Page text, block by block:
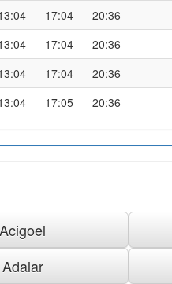
17:04 20:36
17:04 20:36
17:04 20:36
17:05 20:36
Acigoel
Adalar